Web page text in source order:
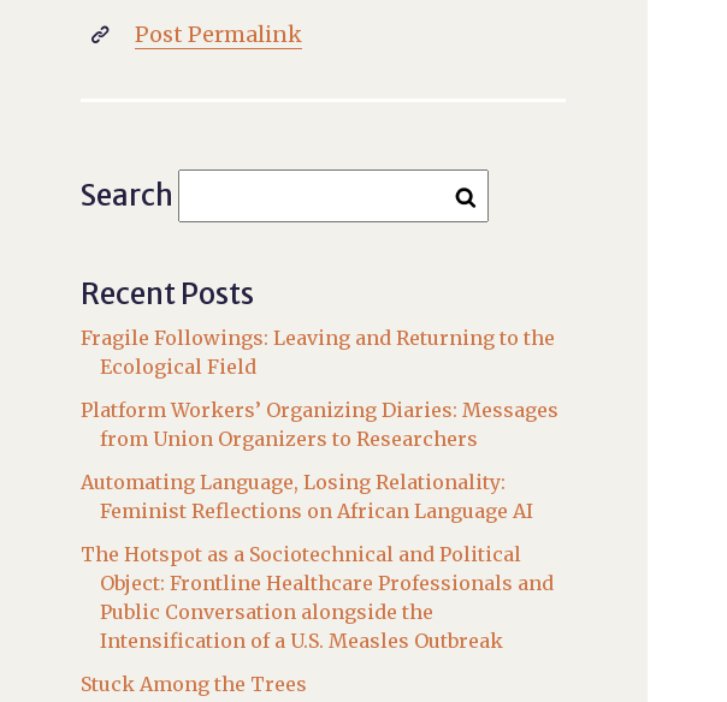
 Post Permalink
Search
Recent Posts
Fragile Followings: Leaving and Returning to the
Ecological Field
Platform Workers’ Organizing Diaries: Messages
from Union Organizers to Researchers
Automating Language, Losing Relationality:
Feminist Reflections on African Language AI
The Hotspot as a Sociotechnical and Political
Object: Frontline Healthcare Professionals and
Public Conversation alongside the
Intensification of a U.S. Measles Outbreak
Stuck Among the Trees